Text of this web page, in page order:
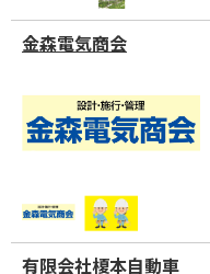
金森電気商会
有限会社榎本自動車